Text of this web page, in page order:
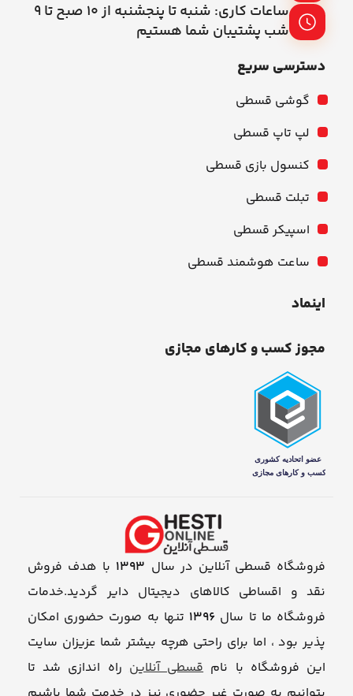
ساعات کاری: شنبه تا پنجشنبه از ۱۰ صبح تا ۹
شب پشتیبان شما هستیم
دسترسی سریع
گوشی قسطی
لپ تاپ قسطی
کنسول بازی قسطی
تبلت قسطی
اسپیکر قسطی
ساعت هوشمند قسطی
اینماد
مجوز کسب و کارهای مجازی
فروشگاه قسطی آنلاین در سال 1393 با هدف فروش
نقد و اقساطی کالاهای دیجیتال دایر گردید.خدمات
فروشگاه ما تا سال 1396 تنها به صورت حضوری امکان
پذیر بود ، اما برای راحتی هرچه بیشتر شما عزیزان سایت
این فروشگاه با نامقسطی آنلاین راه اندازی شد تا